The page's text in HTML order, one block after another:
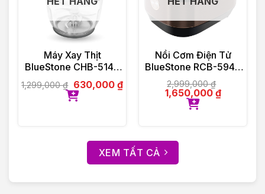
Máy Xay Thịt
BlueStone CHB-5145
2 Lít 350W
1,299,000₫ 630,000 ₫
Nồi Cơm Điện Tử
BlueStone RCB-5949
1.5 Lít 860W
2,999,000₫
1,650,000 ₫
XEM TẤT CẢ